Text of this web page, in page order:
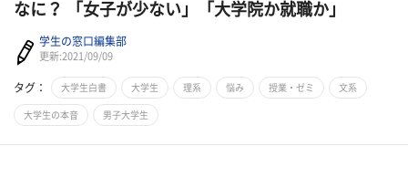
なに？ 「女子が少ない」「大学院か就職か」
学生の窓口編集部
更新:2021/09/09
タグ： 大学生白書 大学生 理系 悩み 授業・ゼミ 文系
大学生の本音 男子大学生